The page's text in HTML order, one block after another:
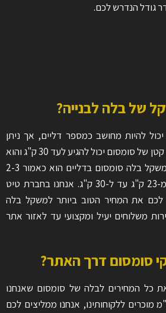
גודל הנדרש לכם.
של בלה לבנייה?
להיות מחושב כמספר דליים, אך ניתן
לחשב אותו גם כשקים. שק קטן של סומסום יכול להגיע לעד 30 ק"ג והוא
למעשה מחושב כבלה 1. משקל בלה סומסום בדליים הוא כאמור 2-3
דליים והוא יכול להתחיל מ-23 ק"ג עד ל-30 ק"ג. אנחנו בחברת טיט
את המחיר הטוב ביותר למשקל בלה
משלוחים יעיל ומקצועי עד לאזור אתר
סומסום דרך האתר?
כל המחירים לבלה של סומסום שאנחנו
ללקוחותינו, אנחנו ממליצים לכם